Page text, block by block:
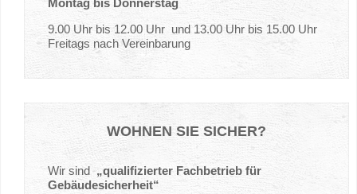
Montag bis Donnerstag
9.00 Uhr bis 12.00 Uhr und 13.00 Uhr bis 15.00 Uhr
Freitags nach Vereinbarung
WOHNEN SIE SICHER?
Wir sind„qualifizierter Fachbetrieb für
Gebäudesicherheit“